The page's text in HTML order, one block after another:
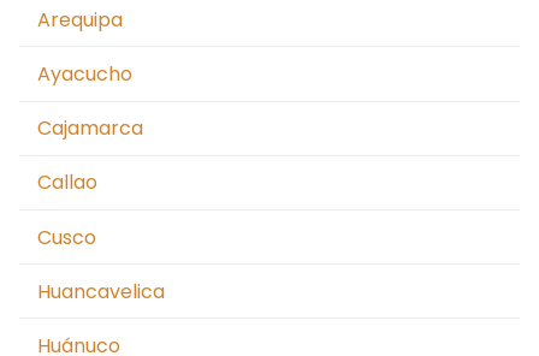
Arequipa
Ayacucho
Cajamarca
Callao
Cusco
Huancavelica
Huánuco